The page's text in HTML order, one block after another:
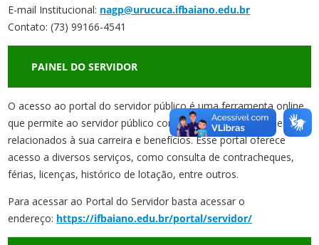
E-mail Institucional: nagp@urucuca.ifbaiano.edu.br
Contato: (73) 99166-4541
PAINEL DO SERVIDOR
O acesso ao portal do servidor público é uma ferramenta online
que permite ao servidor público consultar informações e serviços
relacionados à sua carreira e benefícios. Esse portal oferece
acesso a diversos serviços, como consulta de contracheques,
férias, licenças, histórico de lotação, entre outros.
Para acessar ao Portal do Servidor basta acessar o
endereço: https://ifbaiano.edu.br/portal/servidor/